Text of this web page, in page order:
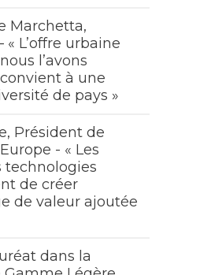
Marchetta,
« L’offre urbaine
l’avons
à une
de pays »
Président de
- « Les
technologies
de créer
de valeur ajoutée
dans la